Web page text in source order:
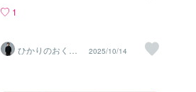
あることを忘れ闇の中にいた手探りで歩
ていた風がふと 頬をなでた心の奥で
ひかりが囁いた「ずっと ここにいる
1
ひかりのおくり
て〜SinMa〜
2025/10/14